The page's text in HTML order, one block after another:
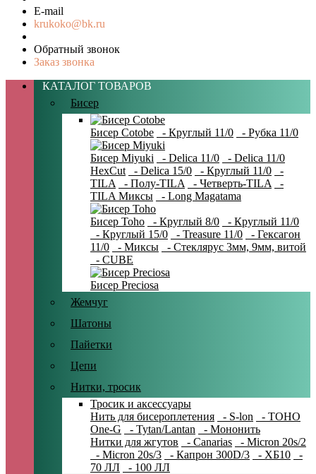
E-mail
krukoko@bk.ru
Обратный звонок
Заказ звонка
КАТАЛОГ ТОВАРОВ
Бисер
Бисер Cotobe - Круглый 11/0 - Рубка 11/0
Бисер Miyuki - Delica 11/0
- Delica 11/0
HexCut
- Delica 15/0 - Круглый 11/0
-
TILA
- Полу-TILA - Четверть-TILA
-
TILA Миксы
- Long Magatama
Бисер Toho - Круглый 8/0
- Круглый 11/0
- Круглый 15/0
- Treasure 11/0
- Гексагон
11/0
- Миксы
- Стеклярус 3мм, 9мм, витой
- CUBE
Бисер Preciosa
Жемчуг
Шатоны
Пайетки
Цепи
Нитки, тросик
Тросик и аксессуары
Нить для бисероплетения
- S-lon
- TOHO
One-G
- Tytan/Lantan
- Мононить
Нитки для жгутов
- Canarias
- Micron 20s/2
- Micron 20s/3
- Капрон 300D/3 - ХБ10
-
70 ЛЛ
- 100 ЛЛ